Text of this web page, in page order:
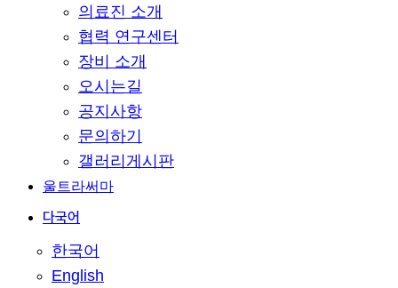
의료진 소개
협력 연구센터
장비 소개
오시는길
공지사항
문의하기
갤러리게시판
울트라써마
다국어
한국어
English